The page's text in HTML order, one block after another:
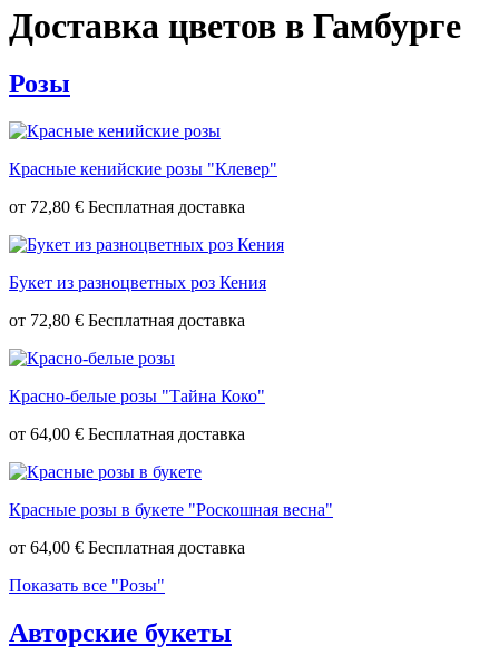
Доставка цветов в Гамбурге
Розы
Красные кенийские розы "Клевер"
от 72,80 €
Букет из разноцветных роз Кения
от 72,80 €
Красно-белые розы "Тайна Коко"
от 64,00 €
Красные розы в букете "Роскошная весна"
от 64,00 €
Показать все "Розы"
Авторские букеты